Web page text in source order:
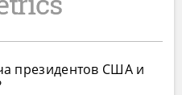
президентов США и